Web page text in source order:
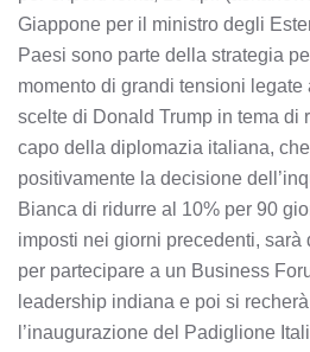
Giappone per il ministro degli
Paesi sono parte della strategia
momento di grandi tensioni
scelte di Donald Trump in tema di
capo della diplomazia italiana,
positivamente la decisione
Bianca di ridurre al 10% per 90
imposti nei giorni precedenti,
per partecipare a un Business
leadership indiana e poi si
l’inaugurazione del Padiglione